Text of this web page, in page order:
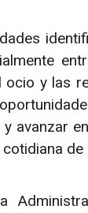
ocio y las
y avanzar
de